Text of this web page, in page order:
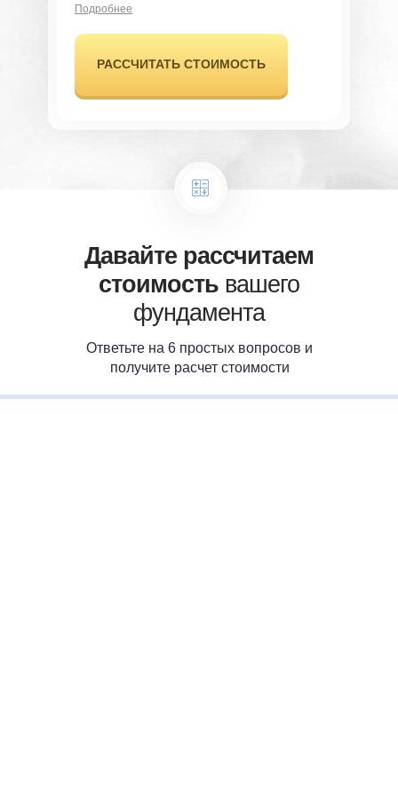
Подробнее
РАССЧИТАТЬ СТОИМОСТЬ
Давайте рассчитаем
стоимость вашего
фундамента
Ответьте на 6 простых вопросов и
получите расчет стоимости